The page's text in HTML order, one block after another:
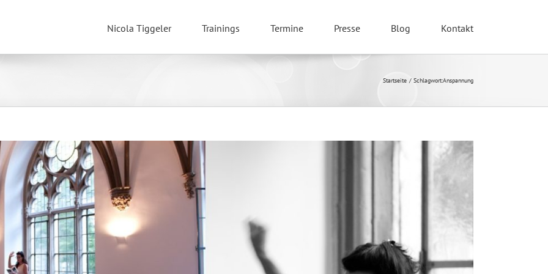
Nicola Tiggeler Trainings Termine Presse Blog Kontakt
Startseite Schlagwort:Anspannung